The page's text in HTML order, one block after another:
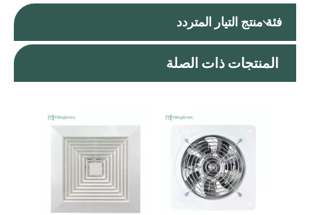
فئة منتج التيار المتردد
المنتجات ذات الصلة